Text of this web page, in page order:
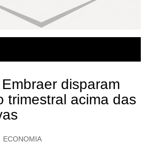
disparam
trimestral acima das
ECONOMIA